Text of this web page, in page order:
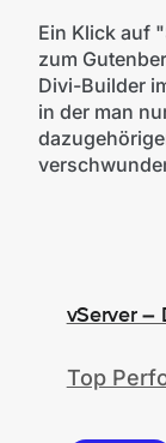
Ein Klick auf
zum
Divi-Builder
in der man
vServer –
Top